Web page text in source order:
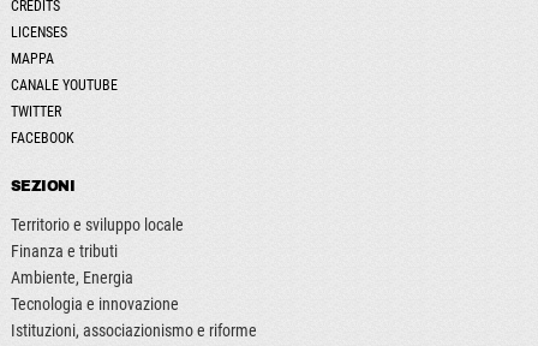
CREDITS
LICENSES
MAPPA
CANALE YOUTUBE
TWITTER
FACEBOOK
SEZIONI
Territorio e sviluppo locale
Finanza e tributi
Ambiente, Energia
Tecnologia e innovazione
Istituzioni, associazionismo e riforme